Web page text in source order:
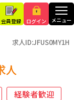
会員登録 ログイン
求人ID:JFUS0MY1H
人
経験者歓迎